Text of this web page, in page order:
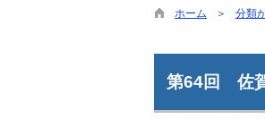
ホーム
分類
第64回 佐